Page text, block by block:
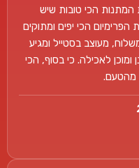
הכי טובות שיש
הכי יפים ומתוקים
מעוצב בסטייל ומגיע
לאכילה. כי בסוף, הכי
מהטעם.